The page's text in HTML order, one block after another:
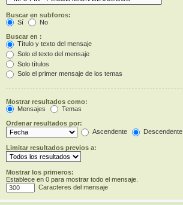
Buscar en subforos:
Sí
No
Buscar en :
Título y texto del mensaje
Solo el texto del mensaje
Solo títulos
Solo el primer mensaje de los temas
Mostrar resultados como:
Mensajes
Temas
Ordenar resultados por:
Ascendente
Descendente
Limitar resultados previos a:
Mostrar los primeros:
Establece en 0 para mostrar todo el mensaje.
Caracteres del mensaje